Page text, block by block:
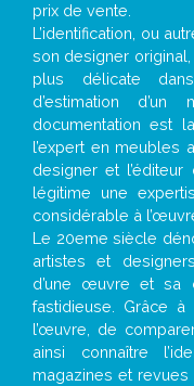
prix de vente.
L’identification, ou
son designer
plus délicate
d’estimation
documentation est
l’expert en meubles
designer et l’éditeur
légitime une
considérable à
Le 20eme siècle
artistes et
d’une œuvre et sa
fastidieuse. Grâce
l’œuvre, de
ainsi connaître
magazines et